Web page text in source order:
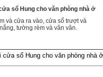
sổ Hung cho văn phòng nhà ở
và cửa ra vào, cửa sổ trượt và
tường rèm và vân vân.
sổ Hung cho văn phòng nhà ở